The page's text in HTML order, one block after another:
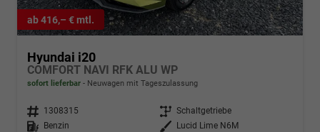
ab 416,– € mtl.
Hyundai i20
COMFORT NAVI RFK ALU WP
sofort lieferbar Neuwagen mit Tageszulassung
Fahrzeugnr. 1308315 Getriebe Schaltgetriebe
Kraftstoff
Benzin Außenfarbe
Lucid Lime N6M